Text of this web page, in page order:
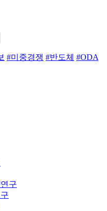
#미중경쟁 #반도체 #ODA
구